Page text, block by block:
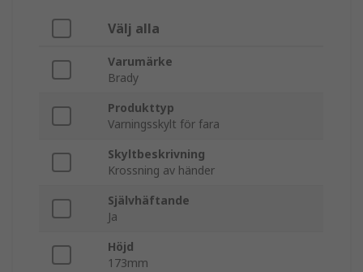
Välj alla
Varumärke
Brady
Produkttyp
Varningsskylt för fara
Skyltbeskrivning
Krossning av händer
Självhäftande
Ja
Höjd
173mm